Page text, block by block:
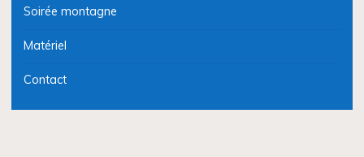
Soirée montagne
Matériel
Contact